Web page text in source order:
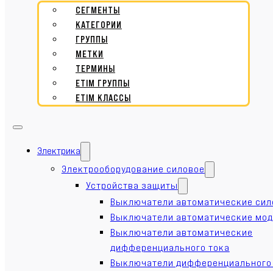
СЕГМЕНТЫ
КАТЕГОРИИ
ГРУППЫ
МЕТКИ
ТЕРМИНЫ
ETIM ГРУППЫ
ETIM КЛАССЫ
Электрика
Электрооборудование силовое
Устройства защиты
Выключатели автоматические
Выключатели автоматические
Выключатели автоматические
дифференциального тока
Выключатели дифференциального